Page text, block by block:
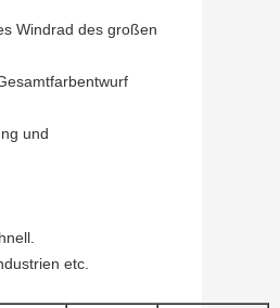
Windrad des großen
und
etc.